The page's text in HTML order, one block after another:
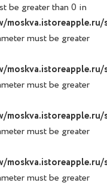
be greater than 0 in
must be greater
must be greater
must be greater
must be greater